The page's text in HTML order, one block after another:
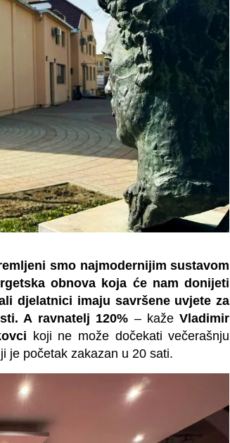
smo najmodernijim sustavom
obnova koja će nam donijeti
djelatnici imaju savršene uvjete za
A ravnatelj 120% – kažeVladimir
koji ne može dočekati večerašnju
je početak zakazan u 20 sati.